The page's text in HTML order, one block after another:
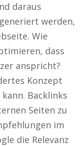
daraus
werden,
Wie
dass
anspricht?
Konzept
Backlinks
Seiten zu
im
die Relevanz